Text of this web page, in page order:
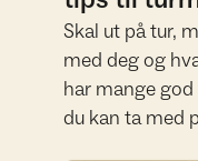
Skal ut på tur,
med deg og
har mange
du kan ta med